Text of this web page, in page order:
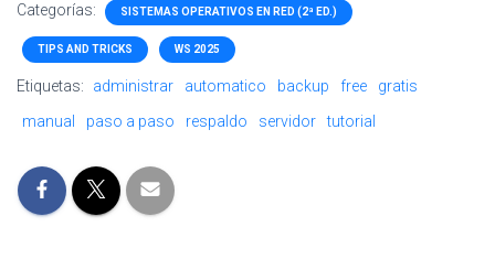
Categorías: SISTEMAS OPERATIVOS EN RED (2ª ED.)
TIPS AND TRICKS WS 2025
Etiquetas: administrar automatico backup free
gratis
manual
paso a paso respaldo servidor tutorial